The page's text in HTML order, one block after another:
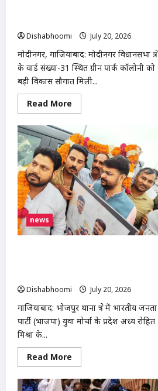
Dishabhoomi
July 20, 2026
मोदीनगर, गाजियाबाद: मोदीनगर विधानसभा क्षेत्र
के वार्ड संख्या-31 स्थित ग्रीन पार्क कॉलोनी को
बड़ी विकास सौगात मिली...
Read More
more
मोदीनगर
ग्रीन
पार्क
कॉलोनी
में
₹73.41
लाख
की
सड़क-
नाली
परियोजना
का
शिलान्यास,
विधायक
विकास
की
news
Dishabhoomi
July 20, 2026
गाजियाबाद: भोजपुर थाना क्षेत्र में भारतीय जनता
पार्टी (भाजपा) युवा मोर्चा के प्रदेश अध्यक्ष रोहित
मिश्रा के...
Read More
more
भोजपुर
में